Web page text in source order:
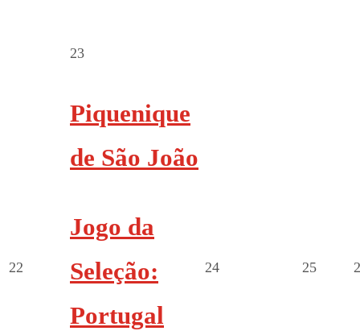
22
23
Piquenique
de São João
Jogo da
Seleção:
Portugal
24 25